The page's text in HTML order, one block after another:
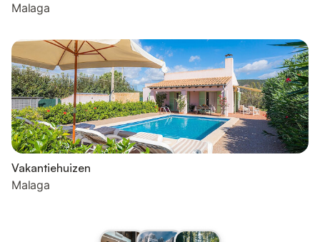
Malaga
Vakantiehuizen
Malaga